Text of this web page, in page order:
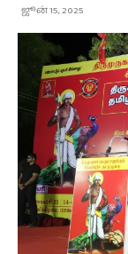
ஜூன் 15, 2025